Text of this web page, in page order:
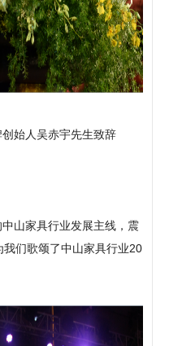
始人吴赤宇先生致辞
山家具行业发展主线，震
们歌颂了中山家具行业20